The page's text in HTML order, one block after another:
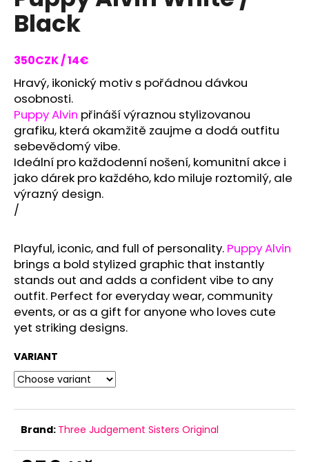
is
0,0
of
5
stars.
Black
350CZK / 14€
Hravý, ikonický motiv s pořádnou dávkou
osobnosti.
Puppy Alvin přináší výraznou stylizovanou
grafiku, která okamžitě zaujme a dodá outfitu
sebevědomý vibe.
Ideální pro každodenní nošení, komunitní akce i
jako dárek pro každého, kdo miluje roztomilý, ale
výrazný design.
/
Playful, iconic, and full of personality. Puppy Alvin
brings a bold stylized graphic that instantly
stands out and adds a confident vibe to any
outfit. Perfect for everydaywear, community
events, or as a gift for anyone who loves cute
yet striking designs.
VARIANT
Brand: Three Judgement Sisters Original
i
n
g
f
o
r
?
W
e
r
e
c
o
m
e
n
d